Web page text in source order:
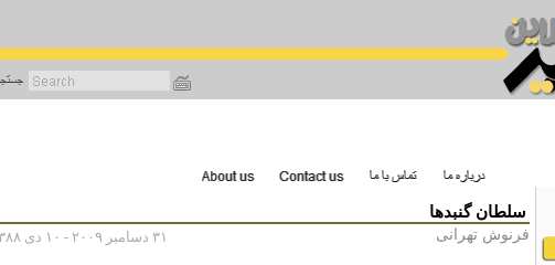
سلطان گنبدها
۳۱ دسامبر ۲۰۰۹ - ۱۰ دی ۱۳۸۸ فرنوش تهرانی